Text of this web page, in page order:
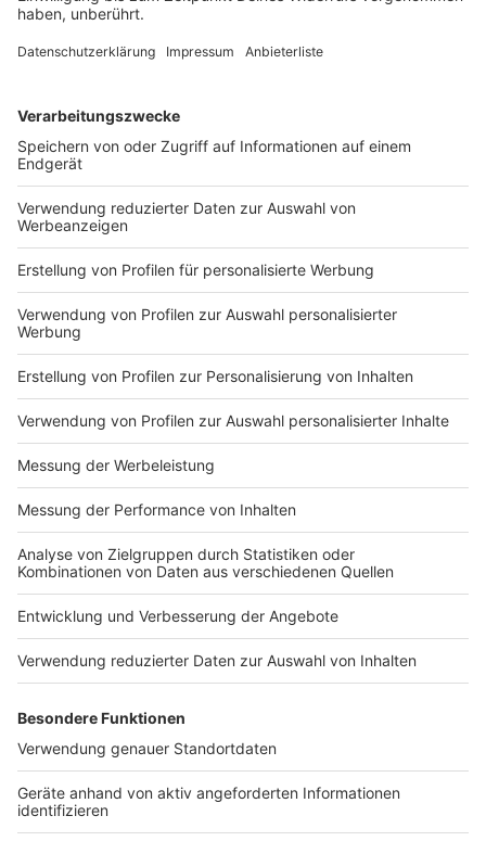
Männer übers Volksfest. Was hinter dem kuriosen
Auftaktabend des Volksfests in Straubing gab.
DEINE GEMERKTEN ARTIKEL
Du hast dir noch keine Artikel gemerkt
Markiere sie hierfür mit einem
Impressum
Nutzungsbedingungen
Jobs
Presse
Werben
Archiv
ANTENNE BAYERN GROUP
Stiftung ANTENNE BAYERN
hilft
Kontakt
Studio-Hotline
Verkehrs-Hotline
Newsletter